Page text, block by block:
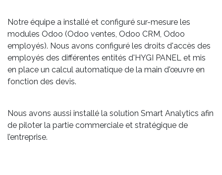
Notre équipe a installé et configuré sur-mesure les
modules Odoo (Odoo ventes, Odoo CRM, Odoo
employés). Nous avons configuré les droits d'accès des
employés des différentes entités d'HYGI PANEL et mis
en place un calcul automatique de la main d'œuvre en
fonction des devis.
Nous avons aussi installé la solution Smart Analytics afin
de piloter la partie commerciale et stratégique de
l’entreprise.